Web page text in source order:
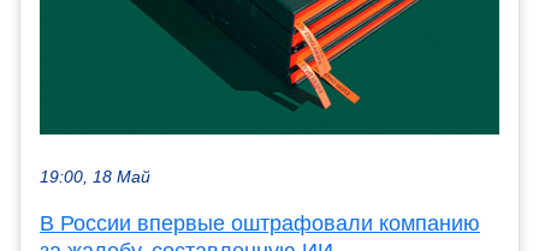
19:00, 18 Май
В России впервые оштрафовали компанию